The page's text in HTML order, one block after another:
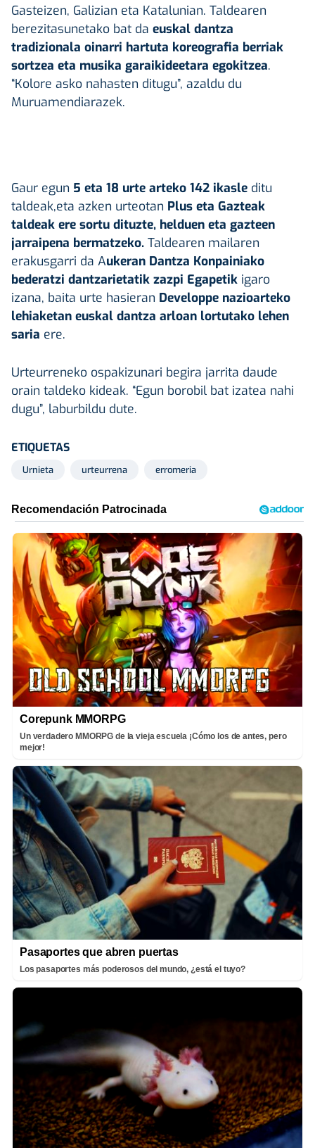
Gasteizen, Galizian eta Katalunian. Taldearen
berezitasunetako bat da euskal dantza
tradizionala oinarri hartuta koreografia berriak
sortzea eta musika garaikideetara egokitzea.
“Kolore asko nahasten ditugu”, azaldu du
Muruamendiarazek.
Gaur egun 5 eta 18 urte arteko 142 ikasle ditu
taldeak,eta azken urteotan Plus eta Gazteak
taldeak ere sortu dituzte, helduen eta gazteen
jarraipena bermatzeko. Taldearen mailaren
erakusgarri da Aukeran Dantza Konpainiako
bederatzi dantzarietatik zazpi Egapetik igaro
izana, baita urte hasieran Developpe nazioarteko
lehiaketan euskal dantza arloan lortutako lehen
saria ere.
Urteurreneko ospakizunari begira jarrita daude
orain taldeko kideak. “Egun borobil bat izatea nahi
dugu”, laburbildu dute.
ETIQUETAS
Urnieta urteurrena erromeria
Corepunk MMORPG
Un verdadero MMORPG de la vieja escuela ¡Cómo los de antes, pero
mejor!
Pasaportes que abren puertas
Los pasaportes más poderosos del mundo, ¿está el tuyo?